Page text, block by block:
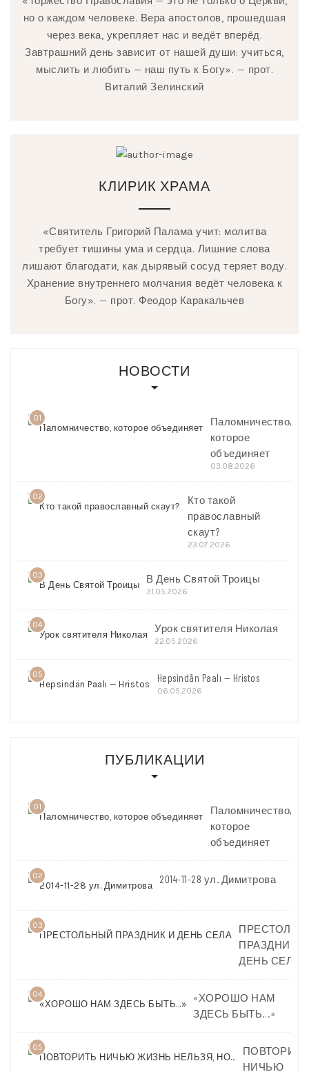
но о каждом человеке. Вера апостолов, прошедшая
через века, укрепляет нас и ведёт вперёд.
Завтрашний день зависит от нашей души: учиться,
мыслить и любить — наш путь к Богу». — прот.
Виталий Зелинский
КЛИРИК ХРАМА
«Святитель Григорий Палама учит: молитва
требует тишины ума и сердца. Лишние слова
лишают благодати, как дырявый сосуд теряет воду.
Хранение внутреннего молчания ведёт человека к
Богу». — прот. Феодор Каракальчев
НОВОСТИ
01
Паломничество,
которое
объединяет
03.08.2026
02
Кто такой
православный
скаут?
23.07.2026
03 В День Святой Троицы
31.05.2026
04 Урок святителя Николая
22.05.2026
05 Hepsindän Paalı — Hristos
06.05.2026
ПУБЛИКАЦИИ
01
Паломничество,
которое
объединяет
02 2014-11-28 ул. Димитрова
03
ПРАЗДНИК И
ДЕНЬ СЕЛА
04
«ХОРОШО НАМ
ЗДЕСЬ БЫТЬ…»
05
ПОВТОРИТЬ
НИЧЬЮ